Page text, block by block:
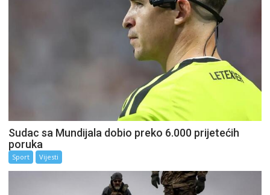
Sudac sa Mundijala dobio preko 6.000 prijetećih
poruka
Sport Vijesti